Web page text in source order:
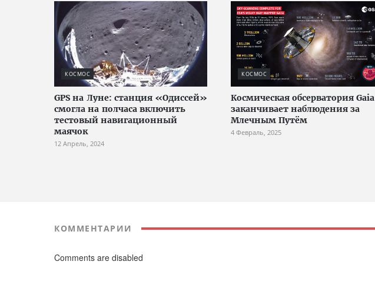
КОСМОС
GPS на Луне: станция «Одиссей»
смогла на полчаса включить
тестовый навигационный
маячок
12 Апрель, 2024
КОСМОС
Космическая обсерватория Gaia
заканчивает наблюдения за
Млечным Путём
4 Февраль, 2025
КОММЕНТАРИИ
Comments are disabled